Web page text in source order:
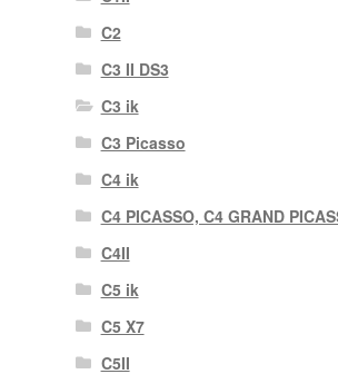
C2
C3 II DS3
C3 ik
C3 Picasso
C4 ik
C4 PICASSO, C4 GRAND
C4II
C5 ik
C5 X7
C5II